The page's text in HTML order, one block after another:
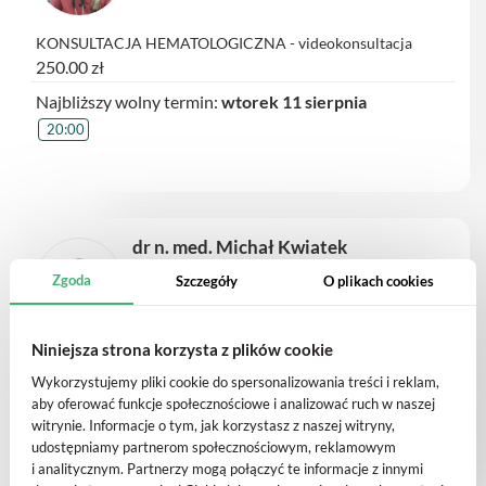
KONSULTACJA HEMATOLOGICZNA - videokonsultacja
250.00 zł
Najbliższy wolny termin: wtorek 11 sierpnia
20:00
dr n. med. Michał Kwiatek
Biopsja Szpiku - Szpiczak Mnogi
2500.00 zł zmień
Najbliższy wolny termin:środa 12 sierpnia
14:15
Zgoda Szczegóły O plikach cookies
Niniejsza strona korzysta z plików cookie
Wykorzystujemy pliki cookie do spersonalizowania treści i reklam,
aby oferować funkcje społecznościowe i analizować ruch w naszej
witrynie. Informacje o tym, jak korzystasz z naszej witryny,
udostępniamy partnerom społecznościowym, reklamowym
i analitycznym. Partnerzy mogą połączyć te informacje z innymi